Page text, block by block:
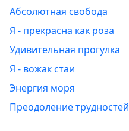
Абсолютная свобода
Я - прекрасна как роза
Удивительная прогулка
Я - вожак стаи
Энергия моря
Преодоление трудностей